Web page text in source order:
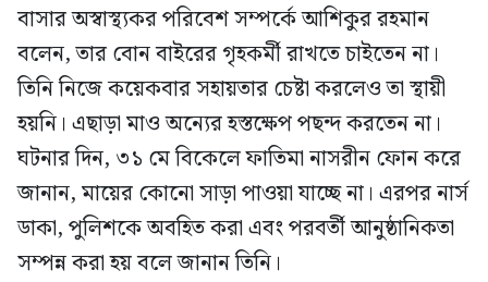
বাসার অস্বাস্থ্যকর পরিবেশ সম্পর্কে আশিকুর রহমান
বলেন, তার বোন বাইরের গৃহকর্মী রাখতে চাইতেন না।
তিনি নিজে কয়েকবার সহায়তার চেষ্টা করলেও তা স্থায়ী
হয়নি। এছাড়া মাও অন্যের হস্তক্ষেপ পছন্দ করতেন না।
ঘটনার দিন, ৩১ মে বিকেলে ফাতিমা নাসরীন ফোন করে
জানান, মায়ের কোনো সাড়া পাওয়া যাচ্ছে না। এরপর নার্স
ডাকা, পুলিশকে অবহিত করা এবং পরবর্তী আনুষ্ঠানিকতা
সম্পন্ন করা হয় বলে জানান তিনি।